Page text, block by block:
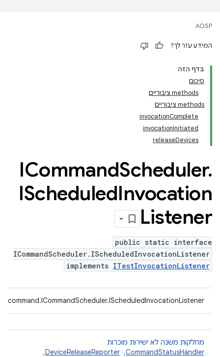
AOSP
המידע עזר לך?
בדף הזה
סיכום
‫methods ציבוריים
‫methods ציבוריים
invocationComplete
invocationInitiated
releaseDevices
ICommandScheduler.
IScheduledInvocation
Listener
public static interface
ICommandScheduler.IScheduledInvocationListener
implements ITestInvocationListener
מחלקות משנה לא ישירות מוכרות
CommandStatusHandler
, ‏
DeviceReleaseReporter
, ‏